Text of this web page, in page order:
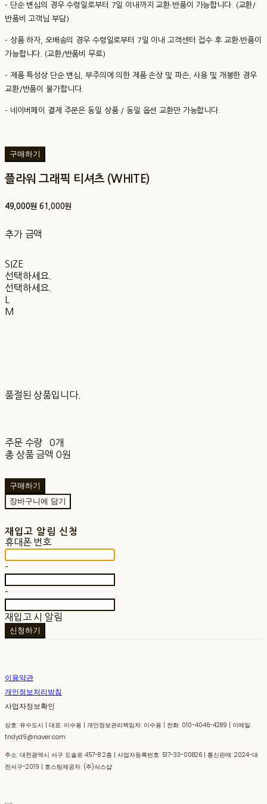
- 단순 변심의 경우 수령일로부터 7일 이내까지 교환∙반품이 가능합니다. (교환/
반품비 고객님 부담)
- 상품 하자, 오배송의 경우 수령일로부터 7일 이내 고객센터 접수 후 교환∙반품이
가능합니다. (교환/반품비 무료)
- 제품 특성상 단순 변심, 부주의에 의한 제품 손상 및 파손, 사용 및 개봉한 경우
교환/반품이 불가합니다.
- 네이버페이 결제 주문은 동일 상품 / 동일 옵션 교환만 가능합니다.
구매하기
플라워 그래픽 티셔츠 (WHITE)
49,000원 61,000원
추가 금액
SIZE
선택하세요.
선택하세요.
M
품절된 상품입니다.
주문 수량
0개
총 상품 금액 0원
구매하기
장바구니에 담기
재입고 알림 신청
휴대폰 번호
-
-
재입고 시 알림
신청하기
이용약관
개인정보처리방침
사업자정보확인
상호: 유수도시 | 대표: 이수용 | 개인정보관리책임자: 이수용 | 전화: 010-4046-4289 | 이메일:
tndyd9@naver.com
주소: 대전광역시 서구 도솔로 457-8 2층 | 사업자등록번호: 517-33-00826 | 통신판매: 2024-대
전서구-2019 | 호스팅제공자: (주)식스샵